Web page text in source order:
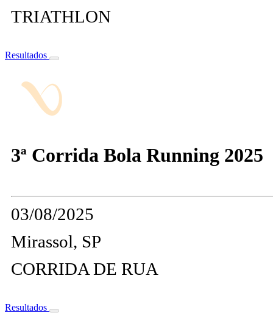
TRIATHLON
Resultados
3ª Corrida Bola Running 2025
03/08/2025
Mirassol, SP
CORRIDA DE RUA
Resultados